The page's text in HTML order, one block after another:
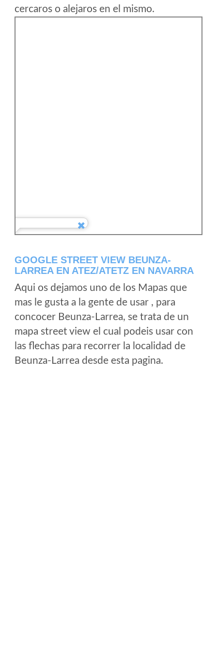
cercaros o alejaros en el mismo.
GOOGLE STREET VIEW BEUNZA-
LARREA EN ATEZ/ATETZ EN NAVARRA
Aqui os dejamos uno de los Mapas que
mas le gusta a la gente de usar , para
concocer Beunza-Larrea, se trata de un
mapa street view el cual podeis usar con
las flechas para recorrer la localidad de
Beunza-Larrea desde esta pagina.